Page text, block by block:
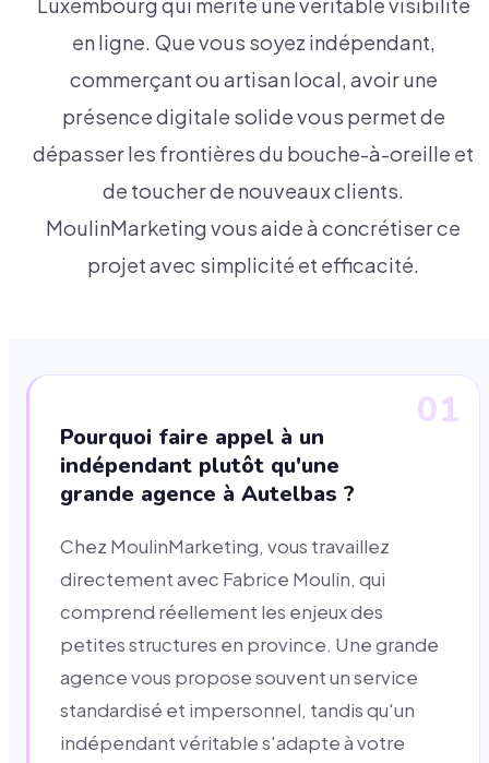
Luxembourg qui mérite une véritable visibilité
en ligne. Que vous soyez indépendant,
commerçant ou artisan local, avoir une
présence digitale solide vous permet de
dépasser les frontières du bouche-à-oreille et
de toucher de nouveaux clients.
MoulinMarketing vous aide à concrétiser ce
projet avec simplicité et efficacité.
01
Pourquoi faire appel à un
indépendant plutôt qu'une
grande agence à Autelbas ?
Chez MoulinMarketing, vous travaillez
directement avec Fabrice Moulin, qui
comprend réellement les enjeux des
petites structures en province. Une grande
agence vous propose souvent un service
standardisé et impersonnel, tandis qu'un
indépendant véritable s'adapte à votre